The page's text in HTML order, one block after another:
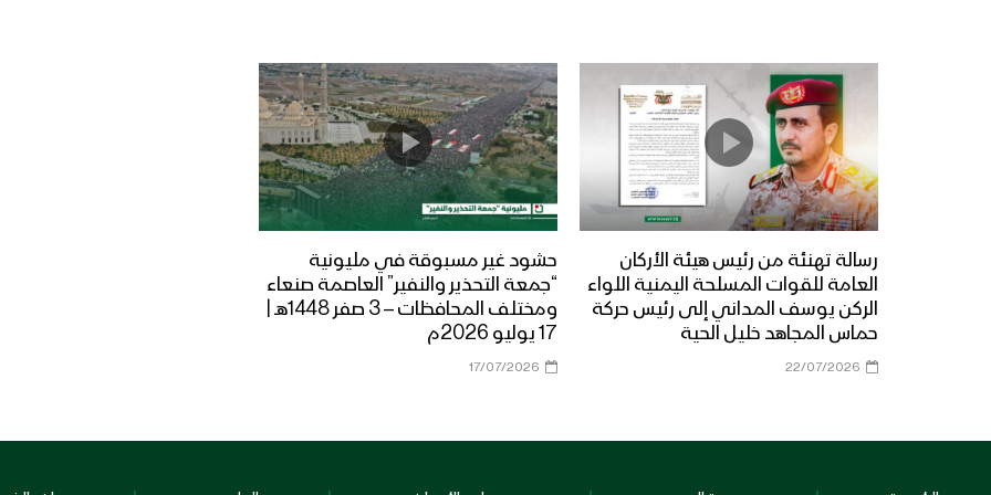
رسالة تهنئة من رئيس هيئة الأركان
العامة للقوات المسلحة اليمنية اللواء
الركن يوسف المداني إلى رئيس حركة
حماس المجاهد خليل الحية
22/07/2026
حشود غير مسبوقة في مليونية
“جمعة التحذير والنفير” العاصمة صنعاء
ومختلف المحافظات – 3 صفر 1448هـ |
17 يوليو 2026م
17/07/2026